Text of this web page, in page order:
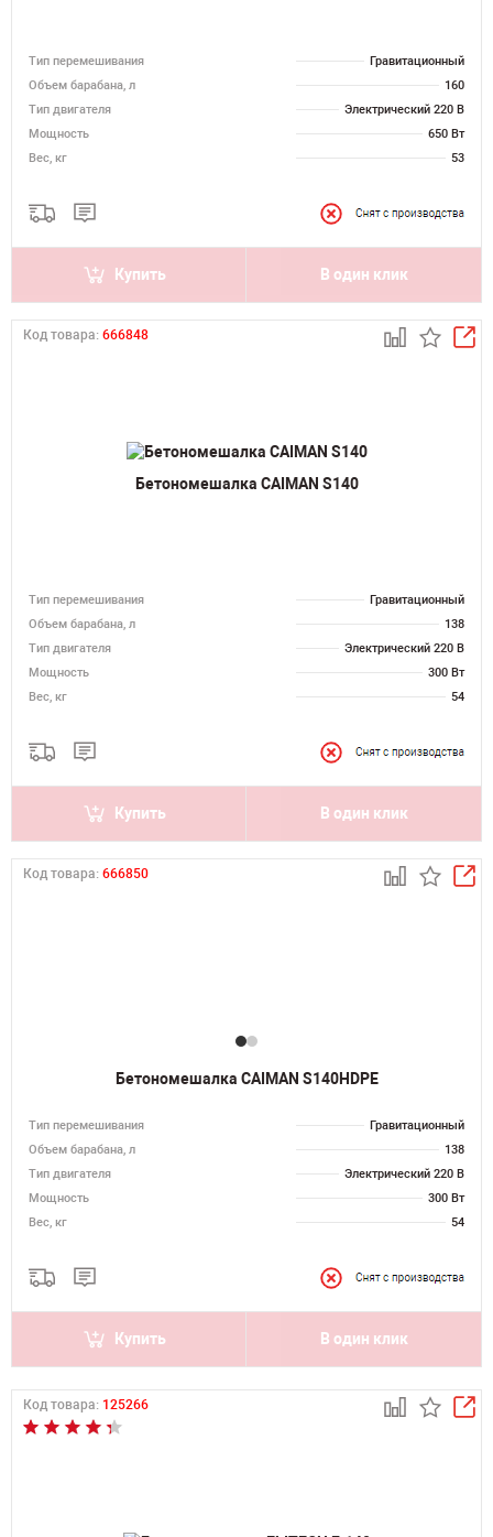
Тип перемешивания
Гравитационный
Объем барабана, л
160
Тип двигателя
Электрический 220 В
Мощность
650 Вт
Вес, кг
53
Купить В один клик
Код товара: 666848
Бетономешалка CAIMAN S140
Тип перемешивания
Гравитационный
Объем барабана, л
138
Тип двигателя
Электрический 220 В
Мощность
300 Вт
Вес, кг
54
Купить В один клик
Код товара: 666850
Бетономешалка CAIMAN S140HDPE
Тип перемешивания
Гравитационный
Объем барабана, л
138
Тип двигателя
Электрический 220 В
Мощность
300 Вт
Вес, кг
54
Купить В один клик
Код товара: 125266